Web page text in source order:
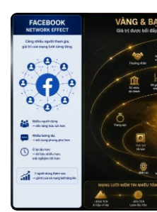
trì trên ngưỡng 4.000